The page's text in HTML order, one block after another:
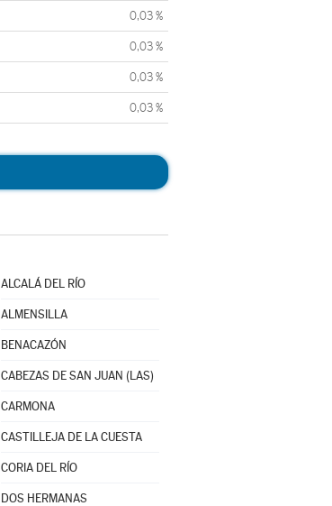
0,03 %
0,03 %
0,03 %
0,03 %
ALCALÁ DEL RÍO
ALMENSILLA
BENACAZÓN
CABEZAS DE SAN JUAN (LAS)
CARMONA
CASTILLEJA DE LA CUESTA
CORIA DEL RÍO
DOS HERMANAS